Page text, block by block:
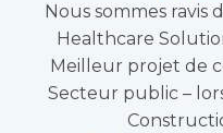
Nous sommes ravis
Healthcare
Meilleur projet de
Secteur public –